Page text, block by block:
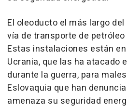
El oleoducto el más largo
vía de transporte de
Estas instalaciones están
Ucrania, que las ha atacado
durante la guerra, para
Eslovaquia que han
amenaza su seguridad